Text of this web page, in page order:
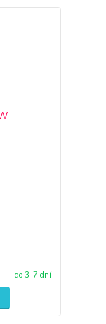
do 3-7 dní